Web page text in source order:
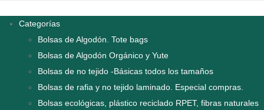
Categorías
Bolsas de Algodón. Tote bags
Bolsas de Algodón Orgánico y Yute
Bolsas de no tejido -Básicas todos los tamaños
Bolsas de rafia y no tejido laminado. Especial compras.
Bolsas ecológicas, plástico reciclado RPET, fibras naturales